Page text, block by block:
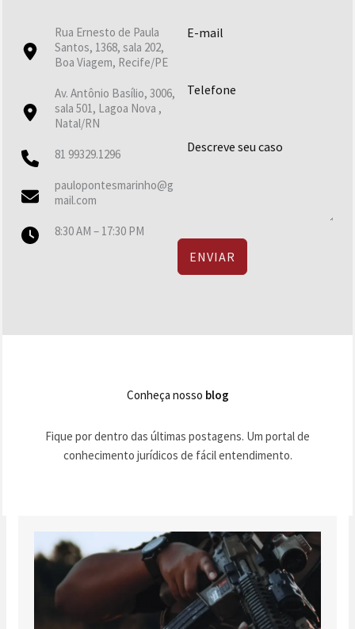
Rua Ernesto de Paula
Santos, 1368, sala 202,
Boa Viagem, Recife/PE
Av. Antônio Basílio, 3006,
sala 501, Lagoa Nova ,
Natal/RN
81 99329.1296
paulopontesmarinho@g
mail.com
8:30 AM – 17:30 PM
ENVIAR
Conheça nosso blog
Fique por dentro das últimas postagens. Um portal de
conhecimento jurídicos de fácil entendimento.